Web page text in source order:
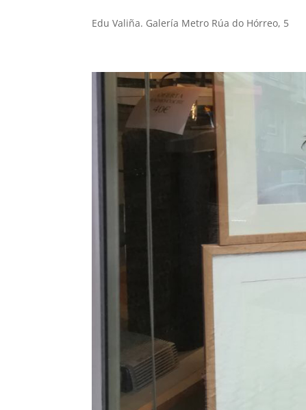
Edu Valiña. Galería Metro Rúa do Hórreo, 5